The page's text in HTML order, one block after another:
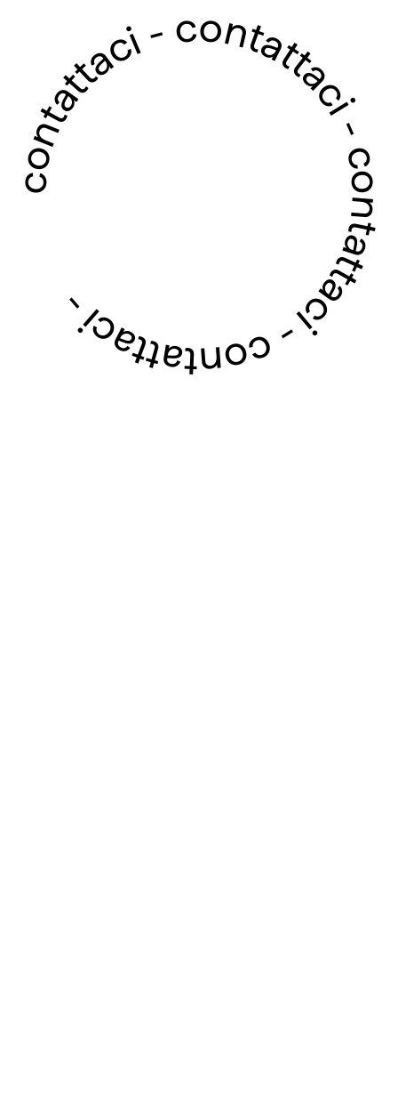
contattaci - contattaci - contattaci - contattaci -